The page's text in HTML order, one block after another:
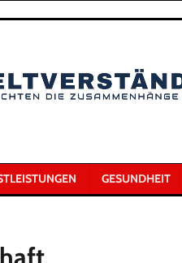
GESUNDHEIT